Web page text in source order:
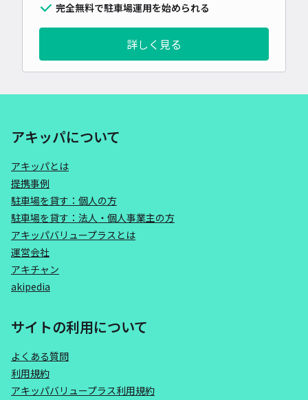
完全無料で駐車場運用を始められる
詳しく見る
アキッパについて
アキッパとは
提携事例
駐車場を貸す：個人の方
駐車場を貸す：法人・個人事業主の方
アキッパバリュープラスとは
運営会社
アキチャン
akipedia
サイトの利用について
よくある質問
利用規約
アキッパバリュープラス利用規約